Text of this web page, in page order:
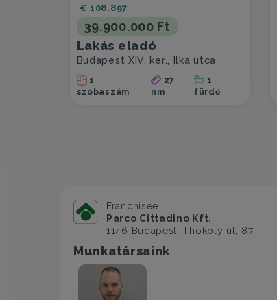
39.900.000 Ft
€ 108.897
Lakás eladó
Budapest XIV. ker., Ilka utca
1
szobaszám
27
nm
1
fürdő
Franchisee
Parco Cittadino Kft.
1146 Budapest, Thököly út, 87
Munkatársaink